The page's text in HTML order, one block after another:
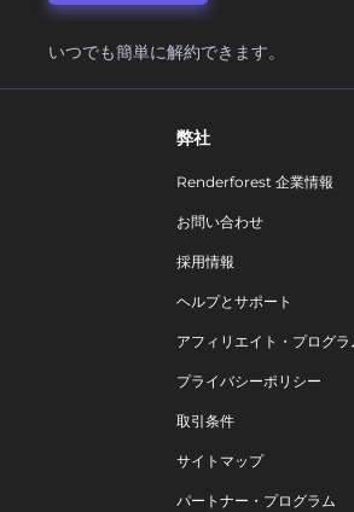
いつでも簡単に解約できます。
弊社
Renderforest 企業情報
お問い合わせ
採用情報
ヘルプとサポート
アフィリエイト・プログラ
プライバシーポリシー
取引条件
サイトマップ
パートナー・プログラム